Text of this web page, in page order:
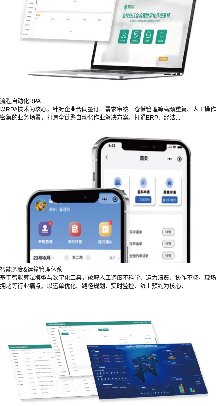
流程自动化RPA
以RPA技术为核心，针对企业合同签订、需求审核、仓储管理等高频重复、人工操作
密集的业务场景，打造全链路自动化作业解决方案。打通ERP、经法...
智能调度&运输管理体系
基于智能算法模型与数字化工具，破解人工调度不科学、运力浪费、协作不畅、现场
拥堵等行业痛点。以运单优化、路径规划、实时监控、线上预约为核心，...